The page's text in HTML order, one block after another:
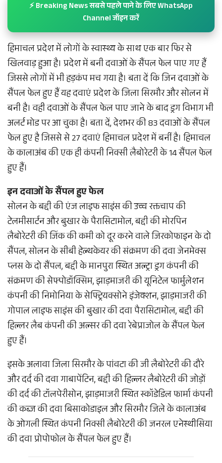
⚡ Breaking News सबसे पहले पाने के लिए WhatsApp
Channel जॉइन करें
हिमाचल प्रदेश में लोगों के स्वास्थ्य के साथ एक बार फिर से
खिलवाड़ हुआ है। प्रदेश में बनी दवाओं के सैंपल फेल पाए गए हैं
जिससे लोगों में भी हड़कंप मच गया है। बता दें कि जिन दवाओं के
सैंपल फेल हुए हैं यह दवाएं प्रदेश के जिला सिरमौर और सोलन में
बनी है। वही दवाओं के सैंपल फेल पाए जाने के बाद ड्रग विभाग भी
अलर्ट मोड पर आ चुका है। बता दें, देशभर की 83 दवाओं के सैंपल
फेल हुए है जिससे से 27 दवाएं हिमाचल प्रदेश में बनीं है। हिमाचल
के कालाअंब की एक ही कंपनी निक्सी लैबोरेटरी के 14 सैंपल फेल
हुए हैं।
इन दवाओं के सैंपल हुए फेल
सोलन के बद्दी की एंज लाइफ साइंस की उच्च रक्तचाप की
टेलमीसार्टन और बुखार के पैरासिटामोल, बद्दी की मोरपिन
लैबोरेटरी की जिंक की कमी को दूर करने वाले जिरकोफाइन के दो
सैंपल, सोलन के सीबी हेल्थकेयर की संक्रमण की दवा जेनमेक्स
प्लस के दो सैंपल, बद्दी के मानपुरा स्थित अल्ट्रा ड्रग कंपनी की
संक्रमण की सेफ्पोडॉक्सिम, झाड़माजरी की यूनिटेल फार्मुलेशन
कंपनी की निमोनिया के सेफ्ट्रियक्सोने इंजेक्शन, झाड़माजरी की
गोपाल लाइफ साइंस की बुखार की दवा पैरासिटामोल, बद्दी की
हिल्लर लैब कंपनी की अल्सर की दवा रेबेप्राजोल के सैंपल फेल
हुए हैं।
इसके अलावा जिला सिरमौर के पांवटा की जी लैबोरेटरी की दौरे
और दर्द की दवा गाबापेंटिन, बद्दी की हिल्लर लैबोरेटरी की जोड़ों
की दर्द की टॉलपेरीसोन, झाड़माजरी स्थित स्कॉडेडिल फार्मा कंपनी
की कब्ज की दवा बिसाकोडाइल और सिरमौर जिले के कालाअंब
के ओगली स्थित कंपनी निक्सी लैबोरेटरी की जनरल एनेस्थीसिया
की दवा प्रोपोफोल के सैंपल फेल हुए हैं।